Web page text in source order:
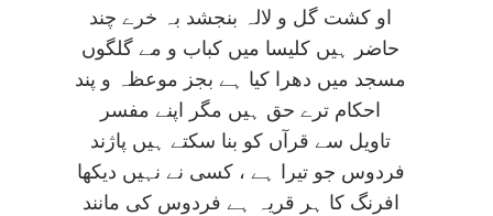
او کشت گل و لالہ بنجشد بہ خرے چند
حاضر ہيں کليسا ميں کباب و مے گلگوں
مسجد ميں دھرا کيا ہے بجز موعظہ و پند
احکام ترے حق ہيں مگر اپنے مفسر
تاويل سے قرآں کو بنا سکتے ہيں پاژند
فردوس جو تيرا ہے ، کسی نے نہيں ديکھا
افرنگ کا ہر قريہ ہے فردوس کی مانند